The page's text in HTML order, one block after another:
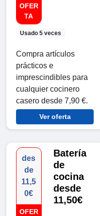
OFER
TA
Usado 5 veces
Compra artículos
prácticos e
imprescindibles para
cualquier cocinero
casero desde 7,90 €.
Ver oferta
des
de
11,5
0€
OFER
Batería
de
cocina
desde
11,50€